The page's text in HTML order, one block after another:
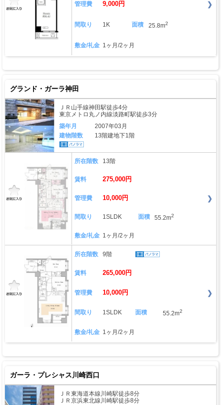
管理費 9,000円
間取り 1K 面積 25.8m2
敷金/礼金 1ヶ月/2ヶ月
グランド・ガーラ神田
ＪＲ山手線神田駅徒歩4分
東京メトロ丸ノ内線淡路町駅徒歩3分
築年月
2007年03月
建物階数
13階建地下1階
所在階数 13階
賃料 275,000円
管理費 10,000円
間取り 1SLDK 面積 55.2m2
敷金/礼金 1ヶ月/2ヶ月
所在階数 9階
賃料 265,000円
管理費 10,000円
間取り 1SLDK 面積 55.2m2
敷金/礼金 1ヶ月/2ヶ月
ガーラ・プレシャス川崎西口
ＪＲ東海道本線川崎駅徒歩8分
ＪＲ京浜東北線川崎駅徒歩8分